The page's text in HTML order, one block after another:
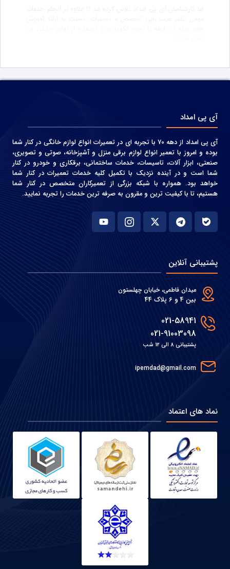
آی پی امداد
آی پی امداد از دهه 70 با تجربه ای در تعمیرات انواع لوازم خانگی در کنار شما
بوده و امروز با تعمیر انواع لوازم برقی منزل و آشپزخانه، صوتی و‌ تصویری،
صنعتی، ابزار آلات، تاسیسات، خدمات ساختمانی، برقکاری و خودرو در کنار
شما است و در آینده نزدیک با تکمیل کلیه خدمات تعمیرات در کنار شما
خواهد بود. همواره با شبکه بزرگی از تعمیرکاران متخصص در کنار شما
هستیم، تا با کیفیت ترین و مقرون به صرفه ترین خدمات را تجربه نمایید.
پشتیبانی آنلاین
میدان فاطمی، خیابان چهلستون
بین 4 و 6 پلاک 44
021-58941
021-91003098
پشتیبانی 8 الی 12 شب
ipemdad@gmail.com
نماد های اعتماد